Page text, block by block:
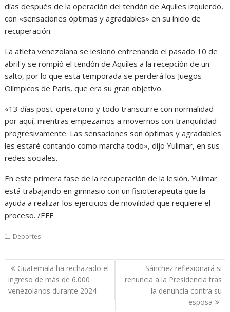
días después de la operación del tendón de Aquiles izquierdo,
con «sensaciones óptimas y agradables» en su inicio de
recuperación.
La atleta venezolana se lesionó entrenando el pasado 10 de
abril y se rompió el tendón de Aquiles a la recepción de un
salto, por lo que esta temporada se perderá los Juegos
Olímpicos de París, que era su gran objetivo.
«13 días post-operatorio y todo transcurre con normalidad
por aquí, mientras empezamos a movernos con tranquilidad
progresivamente. Las sensaciones son óptimas y agradables
les estaré contando como marcha todo», dijo Yulimar, en sus
redes sociales.
En este primera fase de la recuperación de la lesión, Yulimar
está trabajando en gimnasio con un fisioterapeuta que la
ayuda a realizar los ejercicios de movilidad que requiere el
proceso. /EFE
Deportes
Navegación
de
entradas
Guatemala ha rechazado el
ingreso de más de 6.000
venezolanos durante 2024
Sánchez reflexionará si
renuncia a la Presidencia tras
la denuncia contra su
esposa